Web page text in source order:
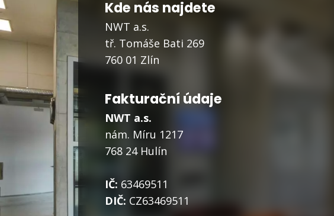
Kde nás najdete
NWT a.s.
tř. Tomáše Bati 269
760 01 Zlín
Fakturační údaje
NWT a.s.
nám. Míru 1217
768 24 Hulín
IČ: 63469511
DIČ: CZ63469511